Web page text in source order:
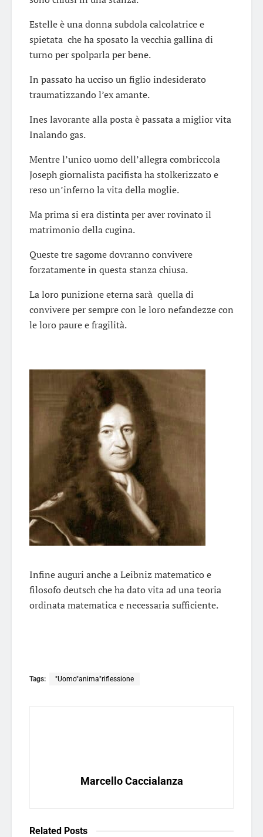
Estelle è una donna subdola calcolatrice e
spietata che ha sposato la vecchia gallina di
turno per spolparla per bene.
In passato ha ucciso un figlio indesiderato
traumatizzando l’ex amante.
Ines lavorante alla posta è passata a miglior vita
Inalando gas.
Mentre l’unico uomo dell’allegra combriccola
Joseph giornalista pacifista ha stolkerizzato e
reso un’inferno la vita della moglie.
Ma prima si era distinta per aver rovinato il
matrimonio della cugina.
Queste tre sagome dovranno convivere
forzatamente in questa stanza chiusa.
La loro punizione eterna sarà quella di
convivere per sempre con le loro nefandezze con
le loro paure e fragilità.
Infine auguri anche a Leibniz matematico e
filosofo deutsch che ha dato vita ad una teoria
ordinata matematica e necessaria sufficiente.
Tags: "Uomo"anima"riflessione
Marcello Caccialanza
Related Posts